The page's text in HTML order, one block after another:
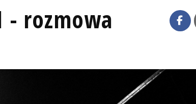
- rozmowa